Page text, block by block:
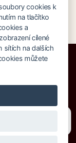
333
EUR
cookies k
na tlačítko
a
cílené
sítích na dalších
můžete
asistenta